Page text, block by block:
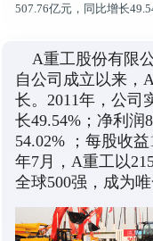
507.76亿元，同比增长
A重工股份有限
自公司成立以来，
长。2011年，公司
长49.54%；净利润
54.02% ；每股收
年7月，A重工以
全球500强，成为